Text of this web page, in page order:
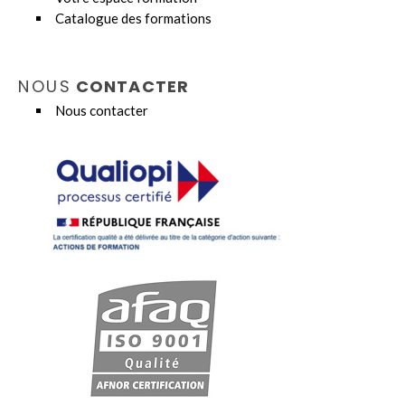
Catalogue des formations
NOUS CONTACTER
Nous contacter